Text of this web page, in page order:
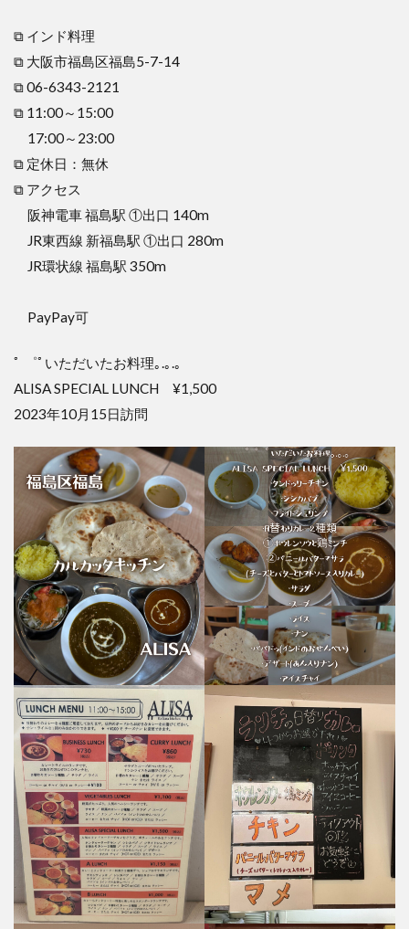
⧉ インド料理
⧉ 大阪市福島区福島5-7-14
⧉ 06-6343-2121
⧉ 11:00～15:00
17:00～23:00
⧉ 定休日：無休
⧉ アクセス
阪神電車 福島駅 ①出口 140m
JR東西線 新福島駅 ①出口 280m
JR環状線 福島駅 350m
PayPay可
ﾟ ゜ﾟいただいたお料理｡.｡.｡
ALISA SPECIAL LUNCH ¥1,500
2023年10月15日訪問